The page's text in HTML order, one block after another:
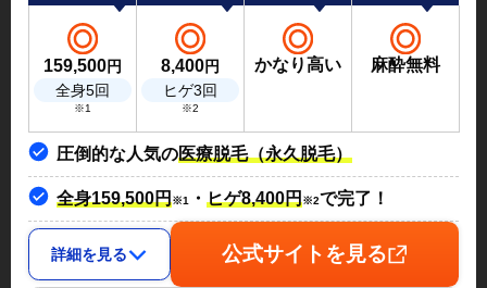
159,500円
全身5回
※1
8,400円
ヒゲ3回
※2
かなり高い 麻酔無料
圧倒的な人気の医療脱毛（永久脱毛）
全身159,500円※1 ・ヒゲ8,400円※2で完了！
詳細を見る 公式サイトを見る